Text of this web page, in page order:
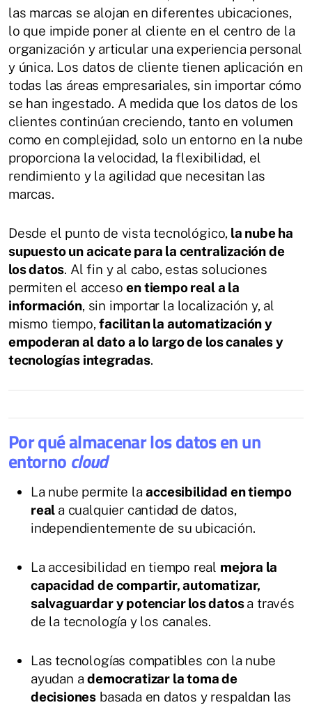
las marcas se alojan en diferentes ubicaciones,
lo que impide poner al cliente en el centro de la
organización y articular una experiencia personal
y única. Los datos de cliente tienen aplicación en
todas las áreas empresariales, sin importar cómo
se han ingestado. A medida que los datos de los
clientes continúan creciendo, tanto en volumen
como en complejidad, solo un entorno en la nube
proporciona la velocidad, la flexibilidad, el
rendimiento y la agilidad que necesitan las
marcas.
Desde el punto de vista tecnológico, la nube ha
supuesto un acicate para la centralización de
los datos. Al fin y al cabo, estas soluciones
permiten el accesoen tiempo real a la
información, sin importar la localización y, al
mismo tiempo,facilitan la automatización y
empoderan al dato a lo largo de los canales y
tecnologías integradas.
Por qué almacenar los datos en un
entorno cloud
La nube permite laaccesibilidad en tiempo
real a cualquier cantidad de datos,
independientemente de su ubicación.
La accesibilidad en tiempo real mejora la
capacidad de compartir, automatizar,
salvaguardar y potenciar los datosa través
de la tecnología y los canales.
Las tecnologías compatibles con la nube
ayudan ademocratizar la toma de
decisiones basada en datos y respaldan las